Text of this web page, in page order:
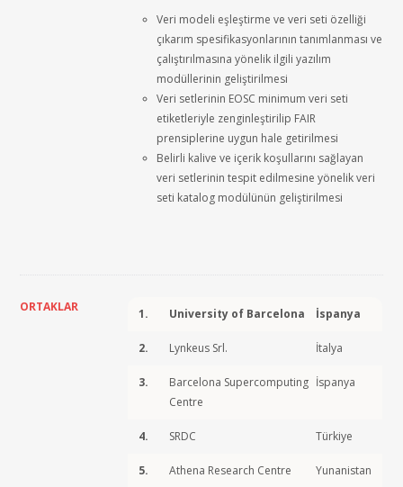
Veri modeli eşleştirme ve veri seti özelliği
çıkarım spesifikasyonlarının tanımlanması ve
çalıştırılmasına yönelik ilgili yazılım
modüllerinin geliştirilmesi
Veri setlerinin EOSC minimum veri seti
etiketleriyle zenginleştirilip FAIR
prensiplerine uygun hale getirilmesi
Belirli kalive ve içerik koşullarını sağlayan
veri setlerinin tespit edilmesine yönelik veri
seti katalog modülünün geliştirilmesi
ORTAKLAR 1. University of Barcelona İspanya
2. Lynkeus Srl. İtalya
3.
Barcelona Supercomputing
Centre
İspanya
4. SRDC Türkiye
5. Athena Research Centre Yunanistan